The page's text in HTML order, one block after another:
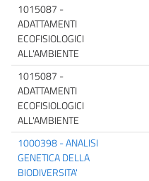
1015087 -
ADATTAMENTI
ECOFISIOLOGICI
ALL'AMBIENTE
1015087 -
ADATTAMENTI
ECOFISIOLOGICI
ALL'AMBIENTE
1000398 - ANALISI
GENETICA DELLA
BIODIVERSITA'